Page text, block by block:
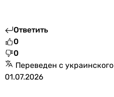
Ответить
0
0
Переведен с украинского
01.07.2026